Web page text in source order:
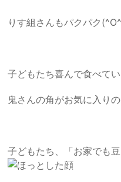
りす組さんもパクパク
子どもたち喜んで食べて
鬼さんの角がお気に入り
子どもたち、「お家でも